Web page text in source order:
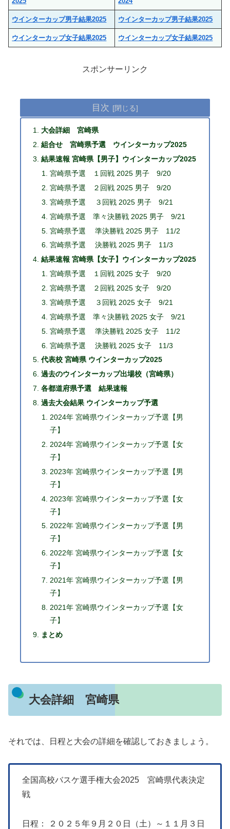
ウインターカップ男子結果2025 ウインターカップ男子結果2025
ウインターカップ女子結果2025 ウインターカップ女子結果2025
スポンサーリンク
目次
大会詳細 宮崎県
組合せ 宮崎県予選 ウインターカップ2025
結果速報 宮崎県【男子】ウインターカップ2025
宮崎県予選 １回戦 2025 男子 9/20
宮崎県予選 ２回戦 2025 男子 9/20
宮崎県予選 ３回戦 2025 男子 9/21
宮崎県予選 準々決勝戦 2025 男子 9/21
宮崎県予選 準決勝戦 2025 男子 11/2
宮崎県予選 決勝戦 2025 男子 11/3
結果速報 宮崎県【女子】ウインターカップ2025
宮崎県予選 １回戦 2025 女子 9/20
宮崎県予選 ２回戦 2025 女子 9/20
宮崎県予選 ３回戦 2025 女子 9/21
宮崎県予選 準々決勝戦 2025 女子 9/21
宮崎県予選 準決勝戦 2025 女子 11/2
宮崎県予選 決勝戦 2025 女子 11/3
代表校 宮崎県 ウインターカップ2025
過去のウインターカップ出場校（宮崎県）
各都道府県予選 結果速報
過去大会結果 ウインターカップ予選
2024年 宮崎県ウインターカップ予選【男
子】
2024年 宮崎県ウインターカップ予選【女
子】
2023年 宮崎県ウインターカップ予選【男
子】
2023年 宮崎県ウインターカップ予選【女
子】
2022年 宮崎県ウインターカップ予選【男
子】
2022年 宮崎県ウインターカップ予選【女
子】
2021年 宮崎県ウインターカップ予選【男
子】
2021年 宮崎県ウインターカップ予選【女
子】
まとめ
大会詳細 宮崎県
それでは、日程と大会の詳細を確認しておきましょう。
全国高校バスケ選手権大会2025 宮崎県代表決定
戦
日程： ２０２５年９月２０日（土）～１１月３日